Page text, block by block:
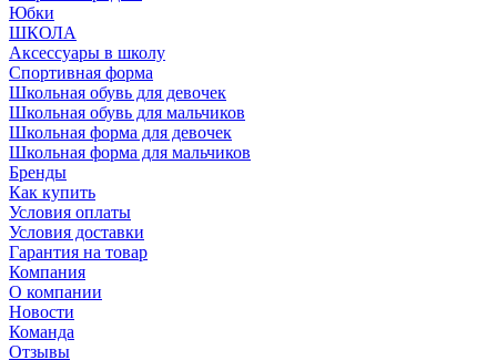
Юбки
ШКОЛА
Аксессуары в школу
Спортивная форма
Школьная обувь для девочек
Школьная обувь для мальчиков
Школьная форма для девочек
Школьная форма для мальчиков
Бренды
Как купить
Условия оплаты
Условия доставки
Гарантия на товар
Компания
О компании
Новости
Команда
Отзывы